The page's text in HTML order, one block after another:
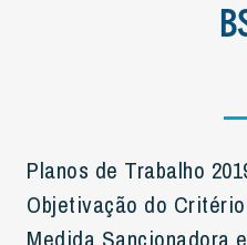
Planos de Trabalho
Objetivação do
Medida Sancionadora